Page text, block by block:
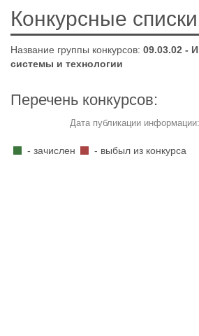
Конкурсные списки
Название группы конкурсов: 09.03.02 -
системы и технологии
Перечень конкурсов:
Дата публикации
- зачислен - выбыл из конкурса